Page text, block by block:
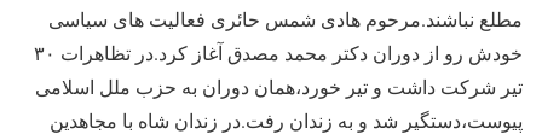
مطلع نباشند.مرحوم هادی شمس حائری فعالیت های سیاسی
خودش رو از دوران دکتر محمد مصدق آغاز کرد.در تظاهرات ۳۰
تیر شرکت داشت و تیر خورد،همان دوران به حزب ملل اسلامی
پیوست،دستگیر شد و به زندان رفت.در زندان شاه با مجاهدین